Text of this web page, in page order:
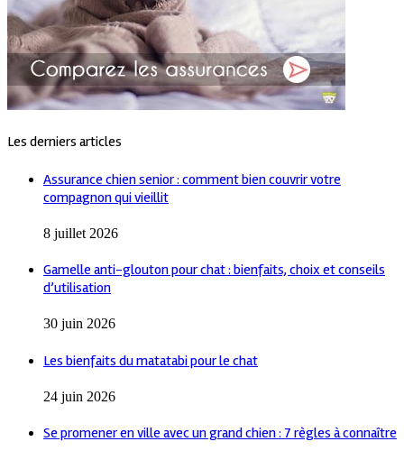
Les derniers articles
Assurance chien senior : comment bien couvrir votre
compagnon qui vieillit
8 juillet 2026
Gamelle anti-glouton pour chat : bienfaits, choix et conseils
d’utilisation
30 juin 2026
Les bienfaits du matatabi pour le chat
24 juin 2026
Se promener en ville avec un grand chien : 7 règles à connaître